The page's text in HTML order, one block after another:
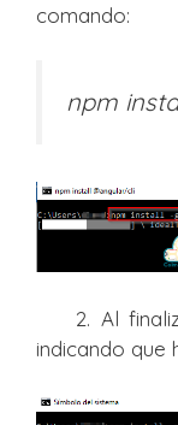
comando:
npm
2. Al
indicando que